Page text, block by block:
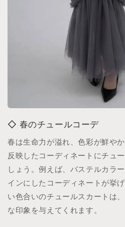
春のチュールコーデ
春は生命力が溢れ、色彩が鮮や
反映したコーディネートにチュ
しょう。例えば、パステルカラ
インにしたコーディネートが挙
い色合いのチュールスカートは
な印象を与えてくれます。